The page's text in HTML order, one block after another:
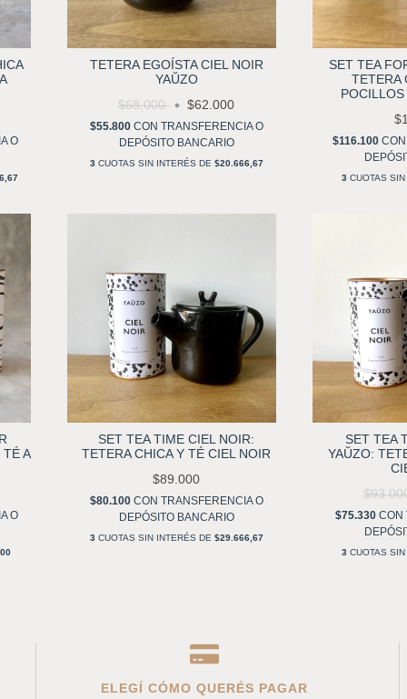
O
TETERA EGOÍSTA CIEL NOIR
YAŬZO
$68.000
$62.000
$55.800 CON TRANSFERENCIA O
DEPÓSITO BANCARIO
3 CUOTAS SIN INTERÉS DE $20.666,67
SET TEA
TETERA
$116.100 CON
3 CUOTAS
TÉ A
O
SET TEA TIME CIEL NOIR:
TETERA CHICA Y TÉ CIEL NOIR
$89.000
$80.100 CON TRANSFERENCIA O
DEPÓSITO BANCARIO
3 CUOTAS SIN INTERÉS DE $29.666,67
SET TEA
YAŬZO:
$75.330 CON
3 CUOTAS
ELEGÍ CÓMO QUERÉS PAGAR